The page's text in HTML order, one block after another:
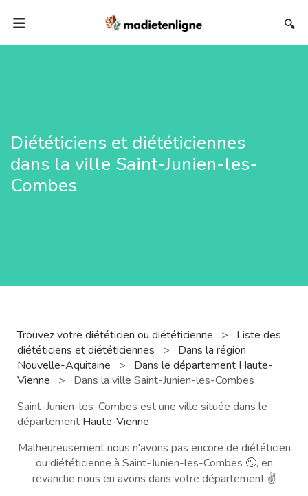
🔍
Diététiciens et diététiciennes
dans la ville Saint-Junien-les-
Combes
Trouvez votre diététicien ou diététicienne >
Liste des
diététiciens et diététiciennes
>
Dans la région
Nouvelle-Aquitaine
>
Dans le département Haute-
Vienne
>
Dans la ville Saint-Junien-les-Combes
Saint-Junien-les-Combes est une ville située dans le
département Haute-Vienne
Malheureusement nous n'avons pas encore de diététicien
ou diététicienne à Saint-Junien-les-Combes 🥺, en
revanche nous en avons dans votre département ✌️